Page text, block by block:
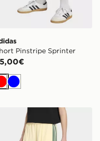
Pinstripe Sprinter
Rosso
Blu
Nervate
Short Firebird Con